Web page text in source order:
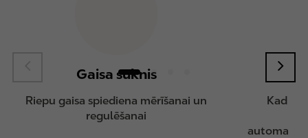
Gaisa sūknis
Riepu gaisa spiediena mērīšanai un
regulēšanai
Kad